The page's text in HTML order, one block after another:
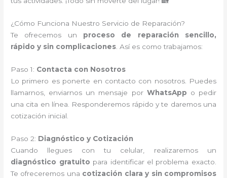
¿Cómo Funciona Nuestro Servicio de Reparación?
Te ofrecemos un proceso de reparación sencillo,
rápido y sin complicaciones. Así es como trabajamos:
Paso 1: Contacta con Nosotros
Lo primero es ponerte en contacto con nosotros. Puedes
llamarnos, enviarnos un mensaje por WhatsApp o pedir
una cita en línea. Responderemos rápido y te daremos una
cotización inicial.
Paso 2: Diagnóstico y Cotización
Cuando llegues con tu celular, realizaremos un
diagnóstico gratuito para identificar el problema exacto.
Te ofreceremos una cotización clara y sin compromisos